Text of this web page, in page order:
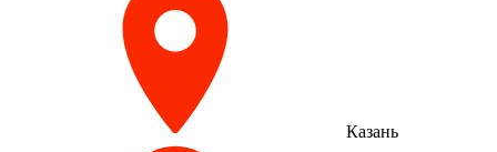
Казань